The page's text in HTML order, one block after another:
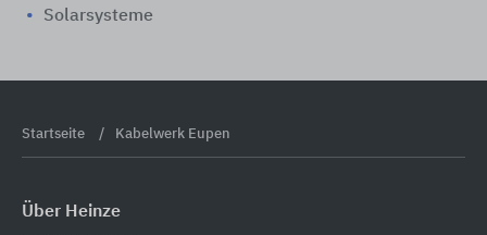
Solarsysteme
Startseite Kabelwerk Eupen
Über Heinze